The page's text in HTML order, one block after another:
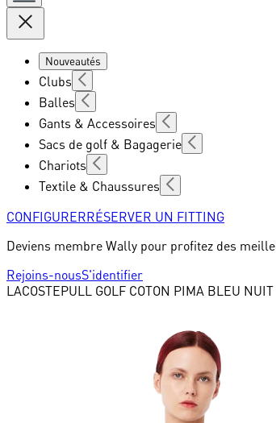
Nouveautés
Clubs
Balles
Gants & Accessoires
Sacs de golf & Bagagerie
Chariots
Textile & Chaussures
CONFIGURERRÉSERVER UN FITTING
Deviens membre Wally pour profitez des
Rejoins-nousS'identifier
LACOSTEPULL GOLF COTON PIMA BLEU NUIT